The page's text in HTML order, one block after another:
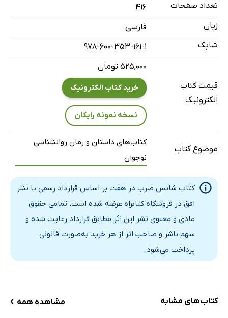
تعداد صفحات
416
زبان
فارسی
شابک
978-600-353-161-1
قیمت کتاب
الکترونیک
۵۲۵,۰۰۰ تومان
خرید کتاب الکترونیک
نسخه نمونه رایگان
موضوع کتاب
کتاب‌های داستان و رمان روانشناسی
نوجوان
کتاب شانس ضرب در هفت بر اساس قرارداد رسمی با نشر
افق در فروشگاه کتابراه عرضه شده است. تمامی حقوق
مادی و معنوی نشر این اثر مطابق قرارداد رعایت شده و
سهم ناشر و صاحب اثر از هر خرید به‌صورت قانونی
پرداخت می‌شود.
کتاب‌های مشابه مشاهده همه ›